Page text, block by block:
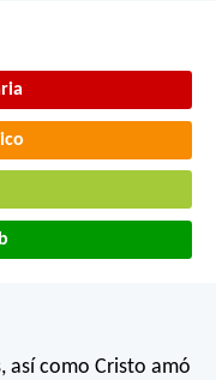
así como Cristo amó